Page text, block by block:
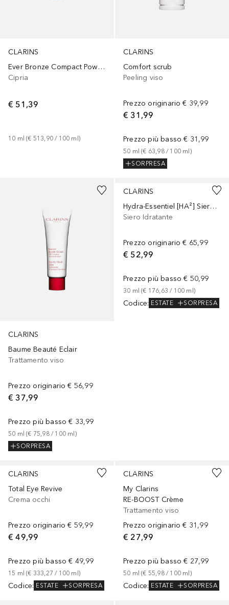
CLARINS
Ever Bronze Compact Powder
Cipria
€ 51,39
10 ml (€ 513,90 / 100 ml)
CLARINS
Comfort scrub
Peeling viso
Prezzo originario € 39,99
€ 31,99
Prezzo più basso € 31,99
50 ml (€ 63,98 / 100 ml)
SORPRESA
CLARINS
Baume Beauté Eclair
Trattamento viso
Prezzo originario € 56,99
€ 37,99
Prezzo più basso € 33,99
50 ml (€ 75,98 / 100 ml)
SORPRESA
CLARINS
Hydra-Essentiel [HA²] Siero Bifase Idratante
Siero Idratante
Prezzo originario € 65,99
€ 52,99
Prezzo più basso € 50,99
30 ml (€ 176,63 / 100 ml)
Codice: ESTATE SORPRESA
CLARINS
Total Eye Revive
Crema occhi
Prezzo originario € 59,99
€ 49,99
Prezzo più basso € 49,99
15 ml (€ 333,27 / 100 ml)
Codice: ESTATE SORPRESA
CLARINS
My Clarins
RE-BOOST Crème
Trattamento viso
Prezzo originario € 31,99
€ 27,99
Prezzo più basso € 27,99
50 ml (€ 55,98 / 100 ml)
Codice: ESTATE SORPRESA